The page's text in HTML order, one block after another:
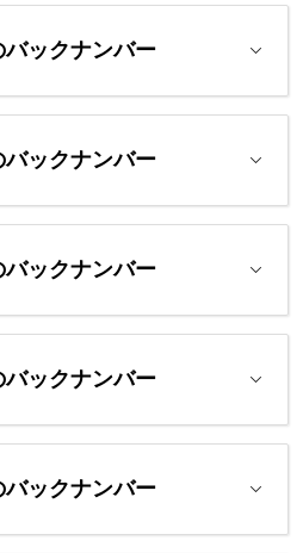
バックナンバー
バックナンバー
バックナンバー
バックナンバー
バックナンバー